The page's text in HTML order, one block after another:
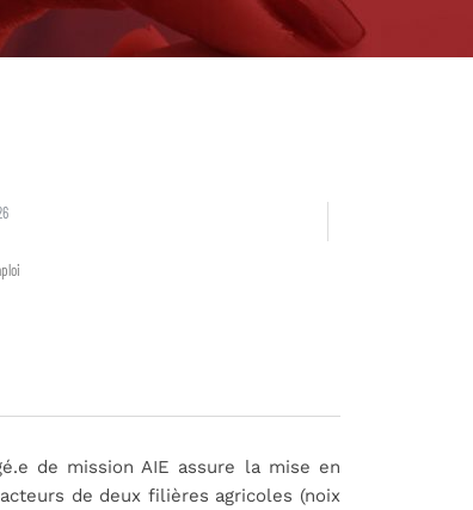
de mission AIE assure la mise en
de deux filières agricoles (noix